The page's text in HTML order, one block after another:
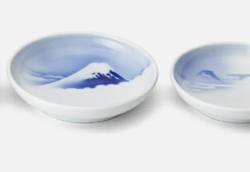
花器／インテリア
青磁 シンプル